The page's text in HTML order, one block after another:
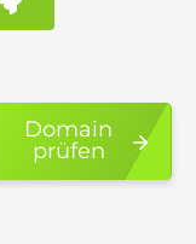
Domain
prüfen